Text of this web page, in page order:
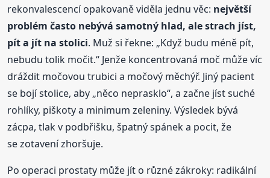
rekonvalescencí opakovaně viděla jednu věc: největší
problém často nebývá samotný hlad, ale strach jíst,
pít a jít na stolici. Muž si řekne: „Když budu méně pít,
nebudu tolik močit.“ Jenže koncentrovaná moč může víc
dráždit močovou trubici a močový měchýř. Jiný pacient
se bojí stolice, aby „něco neprasklo“, a začne jíst suché
rohlíky, piškoty a minimum zeleniny. Výsledek bývá
zácpa, tlak v podbřišku, špatný spánek a pocit, že
se zotavení zhoršuje.
Po operaci prostaty může jít o různé zákroky: radikální